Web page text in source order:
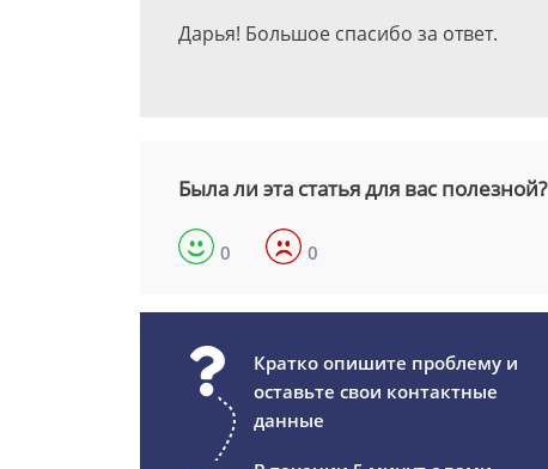
Дарья! Большое спасибо за ответ.
Была ли эта статья для вас полезной?
0 0
Кратко опишите проблему и
оставьте свои контактные
данные